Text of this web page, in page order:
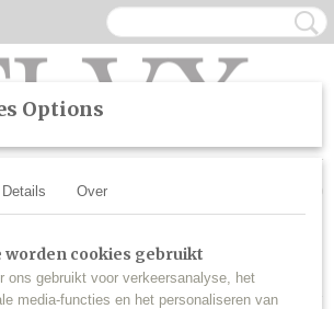
UW WINKELWAGEN
grootlicht mistlicht>LED Canbus Line
dimlicht grootlicht mistlicht (set)
Options
Details Over
worden cookies gebruikt
ons gebruikt voor verkeersanalyse, het
media-functies en het personaliseren van